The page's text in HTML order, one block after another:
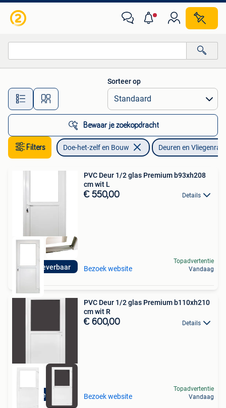
Alle afstanden…
Sorteer op
Bewaar je zoekopdracht
Filters Doe-het-zelf en Bouw Deuren en
Direct leverbaar
PVC Deur 1/2 glas Premium b93xh208
cm wit L
€ 550,00 Details
Bezoek website
Topadvertentie
Vandaag
Direct leverbaar
PVC Deur 1/2 glas Premium b110xh210
cm wit R
€ 600,00 Details
Bezoek website
Topadvertentie
Vandaag